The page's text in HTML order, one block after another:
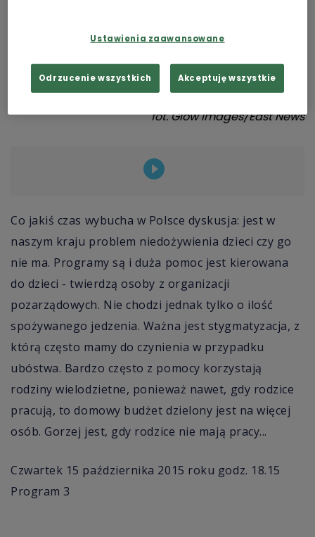
fot.Glow Images/East News
Co jakiś czas wybucha w Polsce dyskusja: jest w
naszym kraju problem niedożywienia dzieci czy go
nie ma. Programy są i duża pomoc jest kierowana
do dzieci - twierdzą osoby z organizacji
pozarządowych. Nie chodzi jednak tylko o ilość
spożywanego jedzenia. Ważna jest stygmatyzacja, z
którą często mamy do czynienia w przypadku
ubóstwa. Bardzo często z pomocy korzystają
rodziny wielodzietne, ponieważ nawet, gdy rodzice
pracują, to domowy budżet dzielony jest na więcej
osób. Gorzej jest, gdy rodzice nie mają pracy...
Czwartek 15 października 2015 roku godz. 18.15
Program 3
Ustawienia zaawansowane
Odrzucenie wszystkich Akceptuję wszystkie